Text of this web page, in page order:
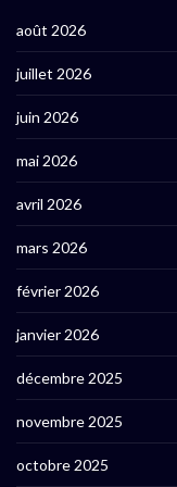
août 2026
juillet 2026
juin 2026
mai 2026
avril 2026
mars 2026
février 2026
janvier 2026
décembre 2025
novembre 2025
octobre 2025